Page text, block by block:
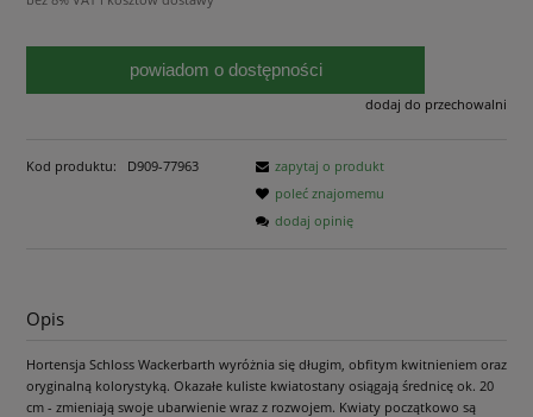
powiadom o dostępności
dodaj do przechowalni
Kod produktu: D909-77963
zapytaj o produkt
poleć znajomemu
dodaj opinię
Opis
Hortensja Schloss Wackerbarth wyróżnia się długim, obfitym kwitnieniem oraz
oryginalną kolorystyką. Okazałe kuliste kwiatostany osiągają średnicę ok. 20
cm - zmieniają swoje ubarwienie wraz z rozwojem. Kwiaty początkowo są